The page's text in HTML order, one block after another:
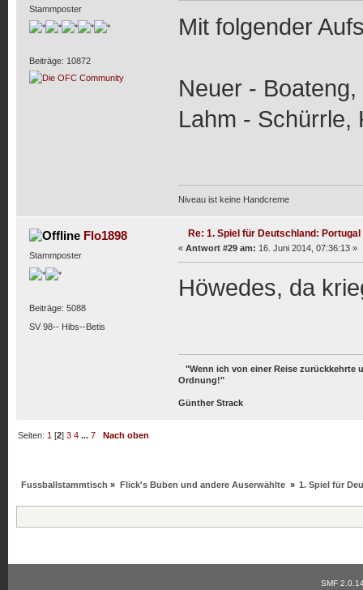
Stammposter
Beiträge: 10872
Mit folgender
Neuer -
Lahm - Schürrle,
Niveau ist keine Handcreme
Flo1898
Stammposter
Beiträge: 5088
SV 98-- Hibs--Betis
Re: 1. Spiel für Deutschland: Portugal
« Antwort #29 am: 16. Juni 2014, 07:36:13 »
Höwedes, da
"Wenn ich von einer Reise zurückkehrte
Ordnung!"
Günther Strack
Seiten: 1 [2]3 4 ...7 Nach oben
Fussballstammtisch » Flick's Buben und andere Auserwählte » 1. Spiel für
SMF